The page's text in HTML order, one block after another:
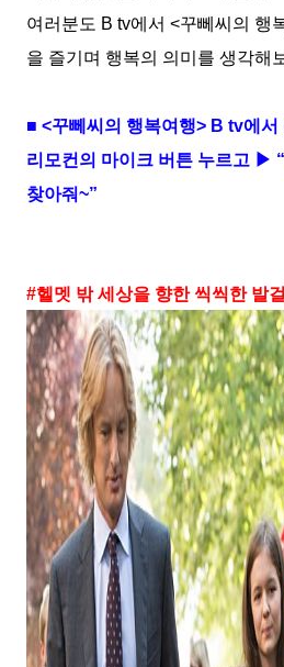
여러분도 B tv에서 <꾸뻬씨의 행
을 즐기며 행복의 의미를 생각해
■ <꾸뻬씨의 행복여행> B tv에서
리모컨의 마이크 버튼 누르고 ▶
찾아줘~”
#헬멧 밖 세상을 향한 씩씩한 발